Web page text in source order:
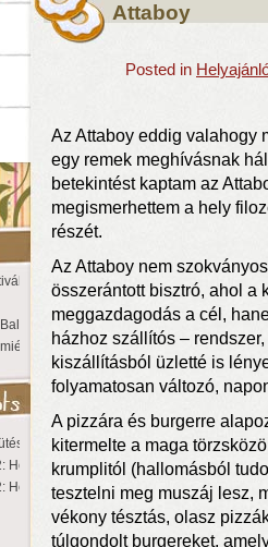
egy városnyi élmény
partján a nyár még tart!
a Sziget!
nélkül
Hollandia
Hollandia
Attaboy
Posted in
Az Attaboy eddig valahogy
egy remek meghívásnak
betekintést kaptam az
megismerhettem a hely
részét.
Az Attaboy nem
összerántott bisztró, ahol a
meggazdagodás a cél,
házhoz szállítós –
kiszállításból üzletté is
folyamatosan változó,
A pizzára és burgerre
kitermelte a maga
krumplitól (hallomásból
tesztelni meg muszáj lesz,
vékony tésztás, olasz
túlgondolt burgereket,